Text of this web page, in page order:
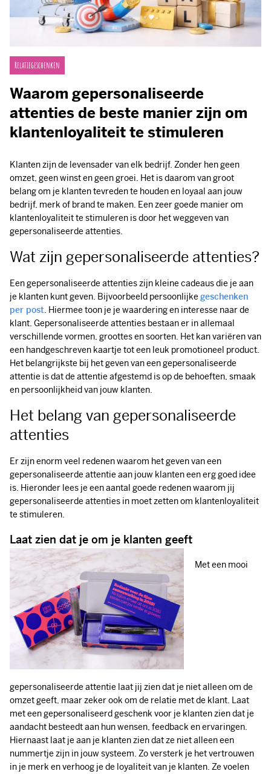
Relatiegeschenken
Waarom gepersonaliseerde
attenties de beste manier zijn om
klantenloyaliteit te stimuleren
Klanten zijn de levensader van elk bedrijf. Zonder hen geen
omzet, geen winst en geen groei. Het is daarom van groot
belang om je klanten tevreden te houden en loyaal aan jouw
bedrijf, merk of brand te maken. Een zeer goede manier om
klantenloyaliteit te stimuleren is door het weggeven van
gepersonaliseerde attenties.
Wat zijn gepersonaliseerde attenties?
Een gepersonaliseerde attenties zijn kleine cadeaus die je aan
je klanten kunt geven. Bijvoorbeeld persoonlijke geschenken
per post. Hiermee toon je je waardering en interesse naar de
klant. Gepersonaliseerde attenties bestaan er in allemaal
verschillende vormen, groottes en soorten. Het kan variëren van
een handgeschreven kaartje tot een leuk promotioneel product.
Het belangrijkste bij het geven van een gepersonaliseerde
attentie is dat de attentie afgestemd is op de behoeften, smaak
en persoonlijkheid van jouw klanten.
Het belang van gepersonaliseerde
attenties
Er zijn enorm veel redenen waarom het geven van een
gepersonaliseerde attentie aan jouw klanten een erg goed idee
is. Hieronder lees je een aantal goede redenen waarom jij
gepersonaliseerde attenties in moet zetten om klantenloyaliteit
te stimuleren.
Laat zien dat je om je klanten geeft
Met een mooi
gepersonaliseerde attentie laat jij zien dat je niet alleen om de
omzet geeft, maar zeker ook om de relatie met de klant. Laat
met een gepersonaliseerd geschenk voor je klanten zien dat je
aandacht besteedt aan hun wensen, feedback en ervaringen.
Hiernaast laat je aan je klanten zien dat ze niet alleen een
nummertje zijn in jouw systeem. Zo versterk je het vertrouwen
in je merk en verhoog je de loyaliteit van je klanten. Ze voelen